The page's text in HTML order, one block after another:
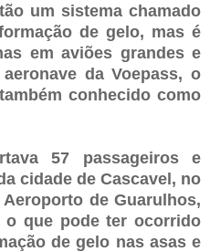
um sistema chamado
de gelo, mas é
em aviões grandes e
da Voepass, o
conhecido como
57 passageiros e
cidade de Cascavel, no
de Guarulhos,
o que pode ter ocorrido
de gelo nas asas e